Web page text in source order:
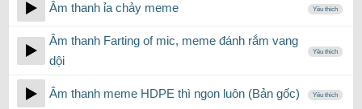
Âm thanh ỉa chảy meme Yêu thích
Âm thanh Farting of mic, meme đánh rắm vang
dội
Yêu thích
Âm thanh meme HDPE thì ngon luôn (Bản gốc) Yêu thích